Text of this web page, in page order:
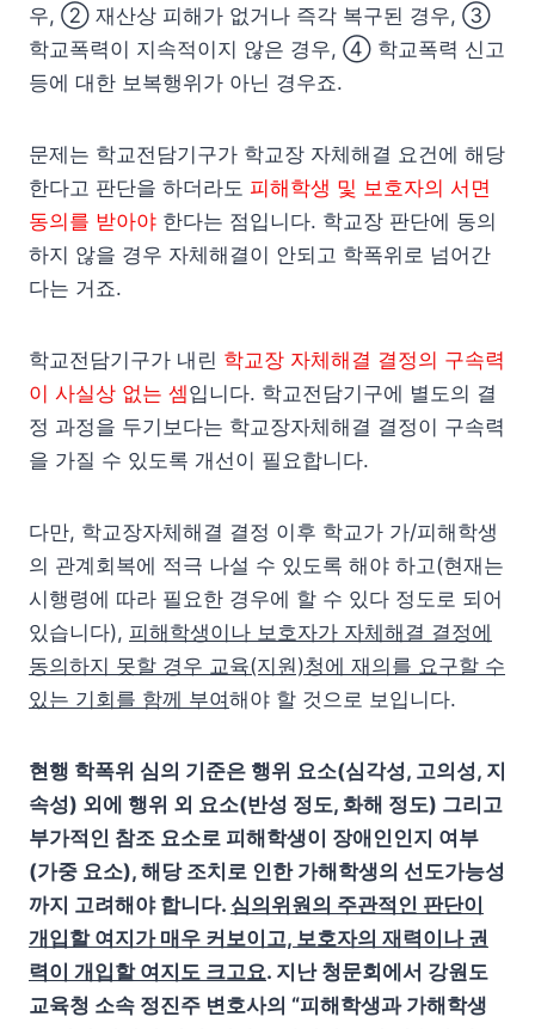
우, ② 재산상 피해가 없거나 즉각 복구된 경우, ③
학교폭력이 지속적이지 않은 경우, ④ 학교폭력 신고
등에 대한 보복행위가 아닌 경우죠.
문제는 학교전담기구가 학교장 자체해결 요건에 해당
한다고 판단을 하더라도 피해학생 및 보호자의 서면
동의를 받아야 한다는 점입니다. 학교장 판단에 동의
하지 않을 경우 자체해결이 안되고 학폭위로 넘어간
다는 거죠.
학교전담기구가 내린 학교장 자체해결 결정의 구속력
이 사실상 없는 셈입니다. 학교전담기구에 별도의 결
정 과정을 두기보다는 학교장자체해결 결정이 구속력
을 가질 수 있도록 개선이 필요합니다.
다만, 학교장자체해결 결정 이후 학교가 가/피해학생
의 관계회복에 적극 나설 수 있도록 해야 하고(현재는
시행령에 따라 필요한 경우에 할 수 있다 정도로 되어
있습니다), 피해학생이나 보호자가 자체해결 결정에
동의하지 못할 경우 교육(지원)청에 재의를 요구할 수
있는 기회를 함께 부여해야 할 것으로 보입니다.
현행 학폭위 심의 기준은 행위 요소(심각성, 고의성, 지
속성) 외에 행위 외 요소(반성 정도, 화해 정도) 그리고
부가적인 참조 요소로 피해학생이 장애인인지 여부
(가중 요소), 해당 조치로 인한 가해학생의 선도가능성
까지 고려해야 합니다. 심의위원의 주관적인 판단이
개입할 여지가 매우 커보이고, 보호자의 재력이나 권
력이 개입할 여지도 크고요. 지난 청문회에서 강원도
교육청 소속 정진주 변호사의 “피해학생과 가해학생